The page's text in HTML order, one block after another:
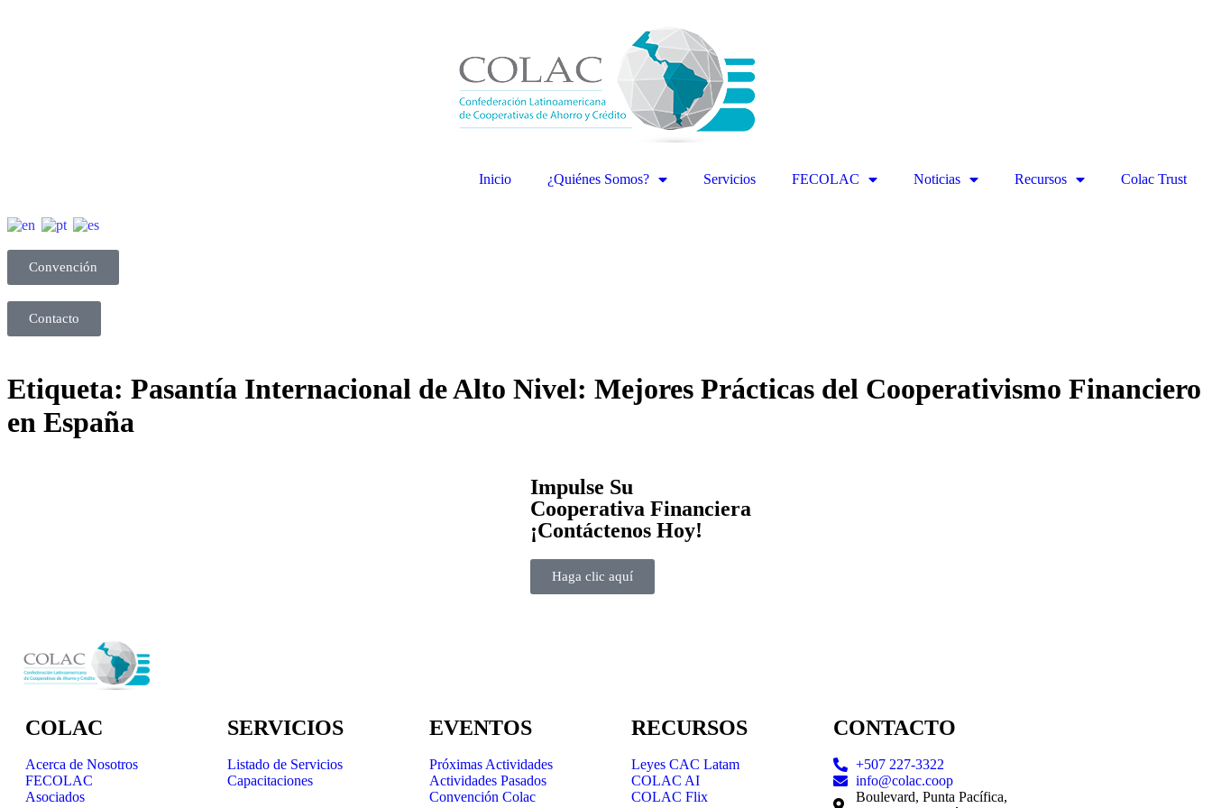
Inicio ¿Quiénes Somos? Servicios FECOLAC Noticias Recursos Colac Trust
Convención
Contacto
Etiqueta: Pasantía Internacional de Alto Nivel: Mejores Prácticas del Cooperativismo Financiero
en España
Impulse Su
Cooperativa Financiera
¡Contáctenos Hoy!
Haga clic aquí
COLAC
Acerca de Nosotros
FECOLAC
Asociados
SERVICIOS
Listado de Servicios
Capacitaciones
EVENTOS
Próximas Actividades
Actividades Pasados
Convención Colac
RECURSOS
Leyes CAC Latam
COLAC AI
COLAC Flix
CONTACTO
+507 227-3322
info@colac.coop
Boulevard, Punta Pacífica,